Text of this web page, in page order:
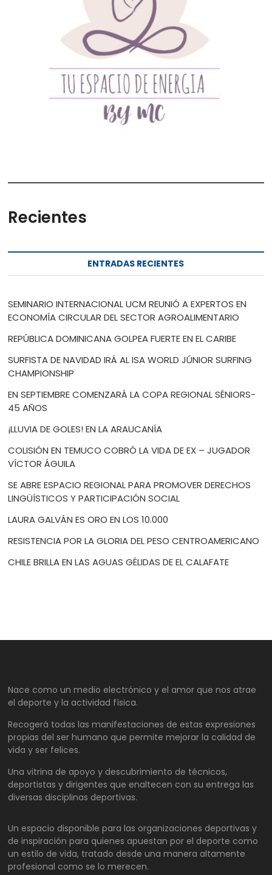
Recientes
ENTRADAS RECIENTES
SEMINARIO INTERNACIONAL UCM REUNIÓ A EXPERTOS EN
ECONOMÍA CIRCULAR DEL SECTOR AGROALIMENTARIO
REPÚBLICA DOMINICANA GOLPEA FUERTE EN EL CARIBE
SURFISTA DE NAVIDAD IRÁ AL ISA WORLD JÚNIOR SURFING
CHAMPIONSHIP
EN SEPTIEMBRE COMENZARÁ LA COPA REGIONAL SÉNIORS-
45 AÑOS
¡LLUVIA DE GOLES! EN LA ARAUCANÍA
COLISIÓN EN TEMUCO COBRÓ LA VIDA DE EX – JUGADOR
VÍCTOR ÁGUILA
SE ABRE ESPACIO REGIONAL PARA PROMOVER DERECHOS
LINGÜÍSTICOS Y PARTICIPACIÓN SOCIAL
LAURA GALVÁN ES ORO EN LOS 10.000
RESISTENCIA POR LA GLORIA DEL PESO CENTROAMERICANO
CHILE BRILLA EN LAS AGUAS GÉLIDAS DE EL CALAFATE
Nace como un medio electrónico y el amor que nos atrae
el deporte y la actividad física.
Recogerá todas las manifestaciones de estas expresiones
propias del ser humano que permite mejorar la calidad de
vida y ser felices.
Una vitrina de apoyo y descubrimiento de técnicos,
deportistas y dirigentes que enaltecen con su entrega las
diversas disciplinas deportivas.
Un espacio disponible para las organizaciones deportivas y
de inspiración para quienes apuestan por el deporte como
un estilo de vida, tratado desde una manera altamente
profesional como se lo merecen.